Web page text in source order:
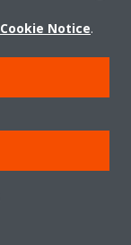
Data Act
Cookie Notice.